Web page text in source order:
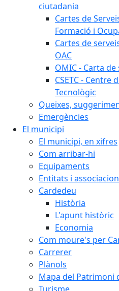
ciutadania
Cartes de
Formació i
Cartes de
OAC
OMIC - Carta
CSETC - Centre
Tecnològic
Queixes,
Emergències
El municipi
El municipi, en xifres
Com arribar-hi
Equipaments
Entitats i
Cardedeu
Història
L'apunt històric
Economia
Com moure's per
Carrerer
Plànols
Mapa del Patrimoni